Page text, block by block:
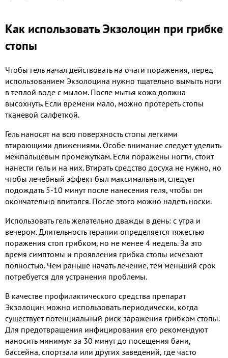
Как использовать Экзолоцин при грибке
стопы
Чтобы гель начал действовать на очаги поражения, перед
использованием Экзолоцина нужно тщательно вымыть ноги
в теплой воде с мылом. После мытья кожа должна
высохнуть. Если времени мало, можно протереть стопы
тканевой салфеткой.
Гель наносят на всю поверхность стопы легкими
втирающими движениями. Особе внимание следует уделить
межпальцевым промежуткам. Если поражены ногти, стоит
нанести гель и на них. Втирать средство досуха не нужно, но
чтобы лечебный эффект был максимальным, следует
подождать 5-10 минут после нанесения геля, чтобы он
окончательно впитался. После этого можно надеть носки.
Использовать гель желательно дважды в день: с утра и
вечером. Длительность терапии определяется тяжестью
поражения стоп грибком, но не менее 4 недель. За это
время симптомы и проявления грибка стопы исчезают
полностью. Чем раньше начать лечение, тем меньший срок
потребуется для устранения проблемы.
В качестве профилактического средства препарат
Экзолоцин можно использовать периодически, когда
существует потенциальный риск заражения грибком стопы.
Для предотвращения инфицирования его рекомендуют
наносить минимум за 30 минут до посещения бани,
бассейна, спортзала или других заведений, где часто